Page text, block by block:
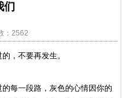
们
：2562
，不要再发生。
每一段路，灰色的心情因你的